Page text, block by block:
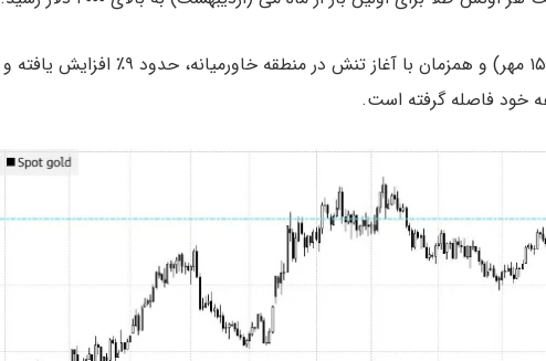
، قیمت طلا از ۷ اکتبر (۱۵ مهر) و همزمان با آغاز تنش در منطقه خاورمیانه، حدود ۹٪ افزایش یافته و
خود فاصله گرفته است.